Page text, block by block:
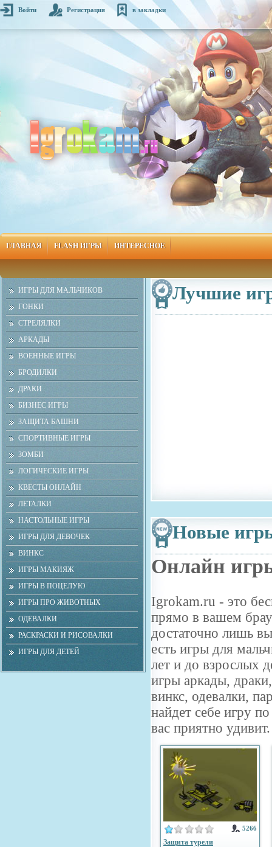
Войти Регистрация в закладки
ГЛАВНАЯ FLASH ИГРЫ ИНТЕРЕСНОЕ
ИГРЫ ДЛЯ МАЛЬЧИКОВ
ГОНКИ
СТРЕЛЯЛКИ
АРКАДЫ
ВОЕННЫЕ ИГРЫ
БРОДИЛКИ
ДРАКИ
БИЗНЕС ИГРЫ
ЗАЩИТА БАШНИ
СПОРТИВНЫЕ ИГРЫ
ЗОМБИ
ЛОГИЧЕСКИЕ ИГРЫ
КВЕСТЫ ОНЛАЙН
ЛЕТАЛКИ
НАСТОЛЬНЫЕ ИГРЫ
ИГРЫ ДЛЯ ДЕВОЧЕК
ВИНКС
ИГРЫ МАКИЯЖ
ИГРЫ В ПОЦЕЛУЮ
ИГРЫ ПРО ЖИВОТНЫХ
ОДЕВАЛКИ
РАСКРАСКИ И РИСОВАЛКИ
ИГРЫ ДЛЯ ДЕТЕЙ
Лучшие
Новые
Онлайн
Igrokam.ru - это
прямо в вашем
достаточно лишь
есть игры для
лет и до взрослых
игры аркады,
винкс, одевалки,
найдет себе игру
вас приятно удивит.
5266
Защита турели